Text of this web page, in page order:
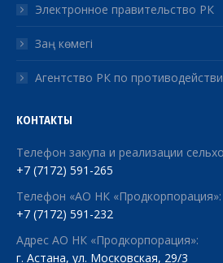
Электронное правительство РК
Заң көмегі
Агентство РК по
КОНТАКТЫ
Телефон закупа и реализации
+7 (7172) 591-265
Телефон «АО НК «Продкорпорация»:
+7 (7172) 591-232
Адрес АО НК «Продкорпорация»:
г. Астана, ул. Московская, 29/3